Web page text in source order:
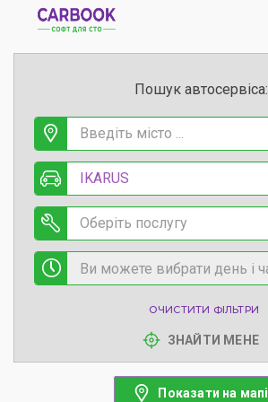
Пошук автосервіса:
Введіть місто ...
IKARUS
Оберіть послугу
ОЧИСТИТИ ФІЛЬТРИ
ЗНАЙТИ МЕНЕ
Показати на мапі